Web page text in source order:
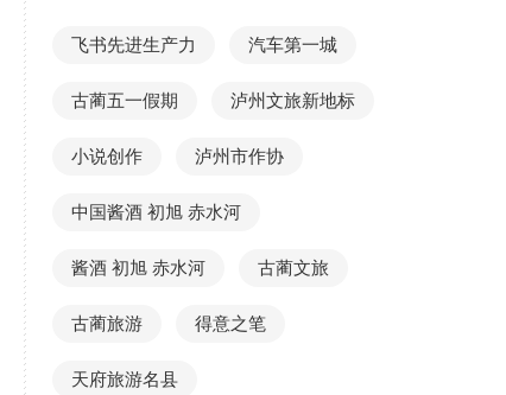
飞书先进生产力 汽车第一城
古蔺五一假期 泸州文旅新地标
小说创作 泸州市作协
中国酱酒 初旭 赤水河
酱酒 初旭 赤水河 古蔺文旅
古蔺旅游 得意之笔
天府旅游名县